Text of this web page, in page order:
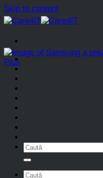
Skip to content
Home